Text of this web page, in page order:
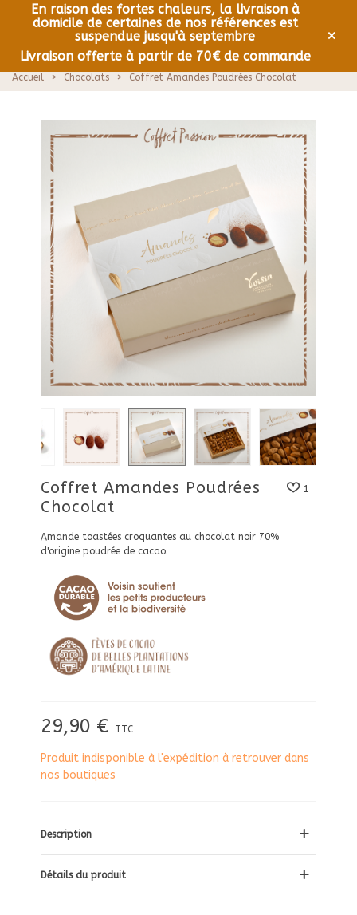
Menu 0
Accueil > Chocolats > Coffret Amandes Poudrées Chocolat
Coffret Amandes Poudrées
Chocolat
1
Amande toastées croquantes au chocolat noir 70%
d'origine poudrée de cacao.
29,90 € TTC
Produit indisponible à l'expédition à retrouver dans
nos boutiques
Description
Détails du produit
En raison des fortes chaleurs, la livraison à
domicile de certaines de nos références est
suspendue jusqu'à septembre
Livraison offerte à partir de 70€ de commande
×